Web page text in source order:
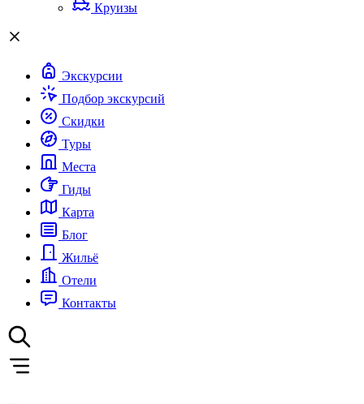
Круизы
Экскурсии
Подбор экскурсий
Скидки
Туры
Места
Гиды
Карта
Блог
Жильё
Отели
Контакты